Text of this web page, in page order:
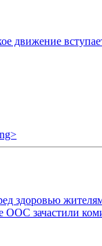
движение
здоровью
ООС зачастили